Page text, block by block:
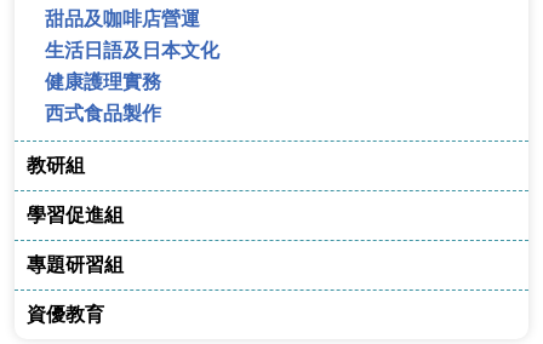
甜品及咖啡店營運
生活日語及日本文化
健康護理實務
西式食品製作
教研組
學習促進組
專題研習組
資優教育